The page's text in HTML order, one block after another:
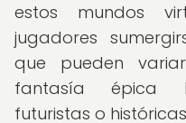
estos mundos
jugadores
que pueden
fantasía épica
futuristas o